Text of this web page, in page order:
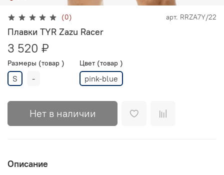
(0) арт. RRZA7Y/22
Плавки TYR Zazu Racer
3 520 ₽
Размеры (товар )
S -
Цвет (товар )
pink-blue
Нет в наличии
Описание